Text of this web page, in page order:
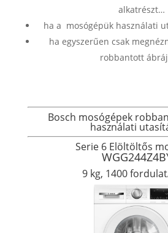
alkatrészt…
ha a mosógépük használati
ha egyszerűen csak
robbantott
Bosch mosógépek
használati
Serie 6 Elöltöltős
9 kg, 1400